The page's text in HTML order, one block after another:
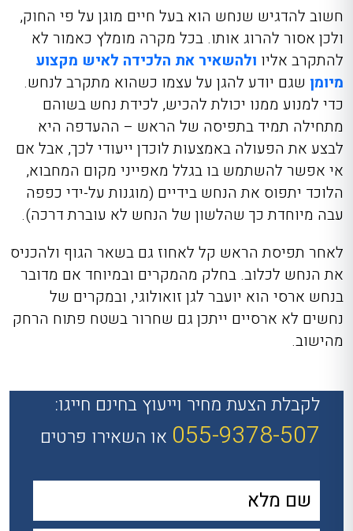
חשוב להדגיש שנחש הוא בעל חיים מוגן על פי החוק,
ולכן אסור להרוג אותו. בכל מקרה מומלץ כאמור לא
להתקרב אליו ולהשאיר את הלכידה לאיש מקצוע
מיומן שגם יודע להגן על עצמו כשהוא מתקרב לנחש.
כדי למנוע ממנו יכולת להכיש, לכידת נחש בשוהם
מתחילה תמיד בתפיסה של הראש – ההעדפה היא
לבצע את הפעולה באמצעות לוכדן ייעודי לכך, אבל אם
אי אפשר להשתמש בו בגלל מאפייני מקום המחבוא,
הלוכד יתפוס את הנחש בידיים (מוגנות על-ידי כפפה
עבה מיוחדת כך שהלשון של הנחש לא עוברת דרכה).
לאחר תפיסת הראש קל לאחוז גם בשאר הגוף ולהכניס
את הנחש לכלוב. בחלק מהמקרים ובמיוחד אם מדובר
בנחש ארסי הוא יועבר לגן זואולוגי, ובמקרים של
נחשים לא ארסיים ייתכן גם שחרור בשטח פתוח הרחק
מהישוב.
לקבלת הצעת מחיר וייעוץ בחינם חייגו:
055-9378-507 או השאירו פרטים